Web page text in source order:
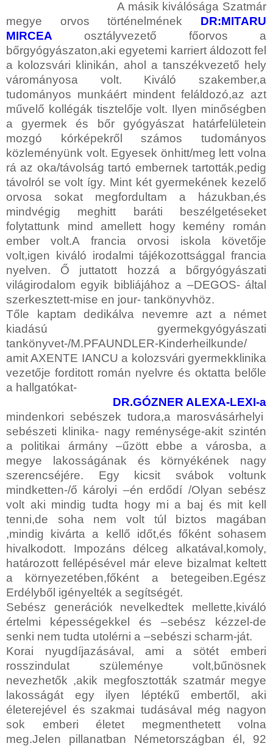
A másik kiválósága Szatmár
megye orvos történelmének DR:MITARU
MIRCEA osztályvezető főorvos a
bőrgyógyászaton,aki egyetemi karriert áldozott fel
a kolozsvári klinikán, ahol a tanszékvezető hely
várományosa volt. Kiváló szakember,a
tudományos munkáért mindent feláldozó,az azt
művelő kollégák tisztelője volt. Ilyen minőségben
a gyermek és bőr gyógyászat határfelületein
mozgó kórképekről számos tudományos
közleményünk volt. Egyesek önhitt/meg lett volna
rá az oka/távolság tartó embernek tartották,pedig
távolról se volt így. Mint két gyermekének kezelő
orvosa sokat megfordultam a házukban,és
mindvégig meghitt baráti beszélgetéseket
folytattunk mind amellett hogy kemény román
ember volt.A francia orvosi iskola követője
volt,igen kiváló irodalmi tájékozottsággal francia
nyelven. Ő juttatott hozzá a bőrgyógyászati
világirodalom egyik bibliájához a –DEGOS- által
szerkesztett-mise en jour- tankönyvhöz.
Tőle kaptam dedikálva nevemre azt a német
kiadású gyermekgyógyászati
tankönyvet-/M.PFAUNDLER-Kinderheilkunde/
amit AXENTE IANCU a kolozsvári gyermekklinika
vezetője forditott román nyelvre és oktatta belőle
a hallgatókat-
DR.GÓZNER ALEXA-LEXI-a
mindenkori sebészek tudora,a marosvásárhelyi
sebészeti klinika- nagy reménysége-akit szintén
a politikai ármány –űzött ebbe a városba, a
megye lakosságának és környékének nagy
szerencséjére. Egy kicsit svábok voltunk
mindketten-/ő károlyi –én erdődí /Olyan sebész
volt aki mindig tudta hogy mi a baj és mit kell
tenni,de soha nem volt túl biztos magában
,mindig kivárta a kellő időt,és főként sohasem
hivalkodott. Impozáns délceg alkatával,komoly,
határozott fellépésével már eleve bizalmat keltett
a környezetében,főként a betegeiben.Egész
Erdélyből igényelték a segítségét.
Sebész generációk nevelkedtek mellette,kiváló
értelmi képességekkel és –sebész kézzel-de
senki nem tudta utolérni a –sebészi scharm-ját.
Korai nyugdíjazásával, ami a sötét emberi
rosszindulat szüleménye volt,bűnösnek
nevezhetők ,akik megfosztották szatmár megye
lakosságát egy ilyen léptékű embertől, aki
életerejével és szakmai tudásával még nagyon
sok emberi életet megmenthetett volna
meg.Jelen pillanatban Németországban él, 92